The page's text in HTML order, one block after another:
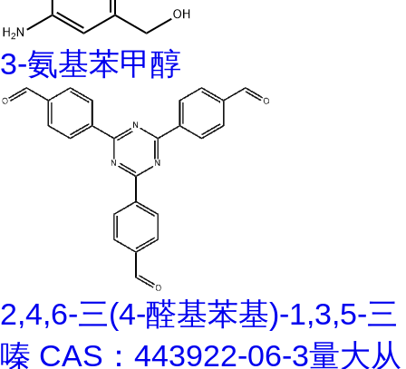
3-氨基苯甲醇
2,4,6-三(4-醛基苯基)-1,3,5-三
嗪 CAS：443922-06-3量大从